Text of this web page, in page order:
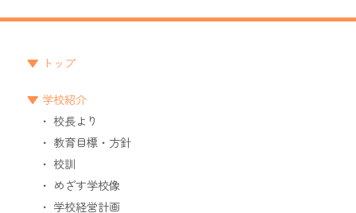
トップ
学校紹介
校長より
教育目標・方針
校訓
めざす学校像
学校経営計画